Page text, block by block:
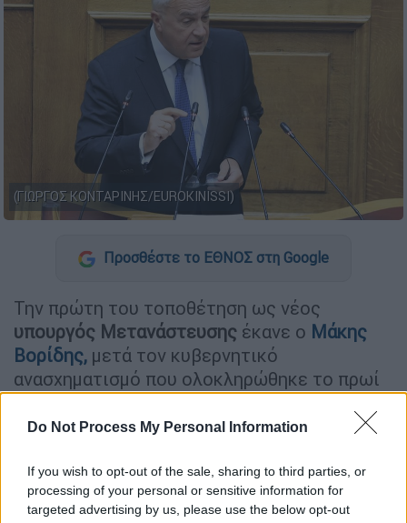
Do Not Process My Personal Information
If you wish to opt-out of the sale, sharing to third parties, or
processing of your personal or sensitive information for
targeted advertising by us, please use the below opt-out
(ΓΙΩΡΓΟΣ ΚΟΝΤΑΡΙΝΗΣ/EUROKINISSI)
Προσθέστε το ΕΘΝΟΣ στη Google
Την πρώτη του τοποθέτηση ως νέος
υπουργός Μετανάστευσης έκανε ο Μάκης
Βορίδης, μετά τον κυβερνητικό
ανασχηματισμό που ολοκληρώθηκε το πρωί
Πολιτική|15.03.2025 14:20